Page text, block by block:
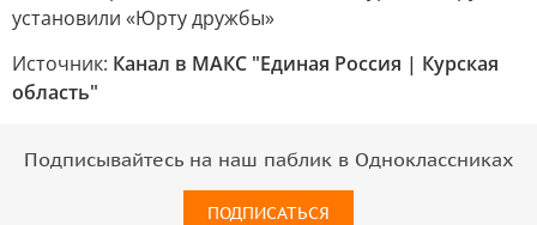
Источник: Канал в МАКС "Единая Россия | Курская
область"
Подписывайтесь на наш паблик в Одноклассниках
ПОДПИСАТЬСЯ